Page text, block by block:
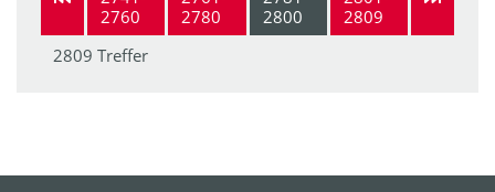
2760
2780
2800
2809
2809 Treffer